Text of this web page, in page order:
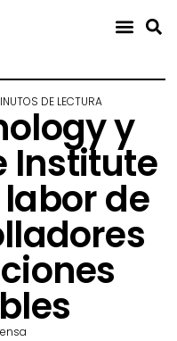
DE LECTURA
y
Institute
de